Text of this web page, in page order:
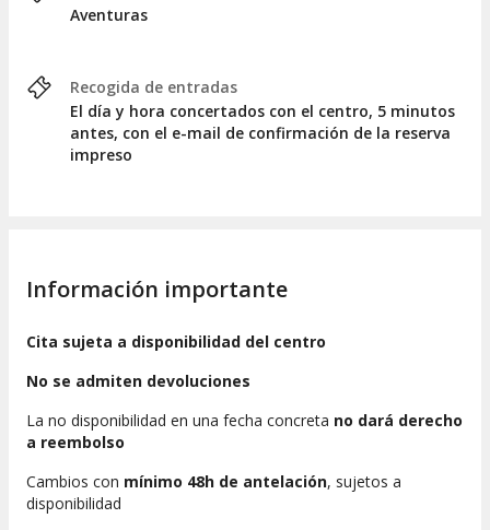
Aventuras
Recogida de entradas
El día y hora concertados con el centro, 5 minutos
antes, con el e-mail de confirmación de la reserva
impreso
Información importante
Cita sujeta a disponibilidad del centro
No se admiten devoluciones
La no disponibilidad en una fecha concreta no dará derecho
a reembolso
Cambios con mínimo 48h de antelación, sujetos a
disponibilidad